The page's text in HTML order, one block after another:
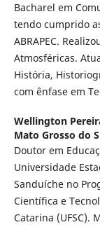
Bacharel em
tendo cumprido
ABRAPEC.
Atmosféricas.
História,
com ênfase em
Wellington
Mato Grosso do
Doutor em
Universidade
Sanduíche no
Científica e
Catarina (UFSC).